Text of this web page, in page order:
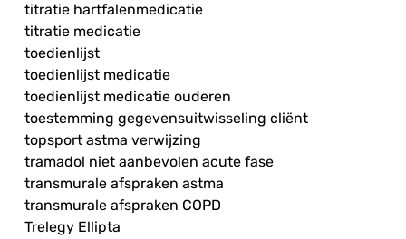
titratie hartfalenmedicatie
titratie medicatie
toedienlijst
toedienlijst medicatie
toedienlijst medicatie ouderen
toestemming gegevensuitwisseling cliënt
topsport astma verwijzing
tramadol niet aanbevolen acute fase
transmurale afspraken astma
transmurale afspraken COPD
Trelegy Ellipta